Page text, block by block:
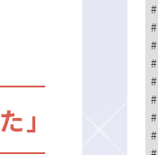
」